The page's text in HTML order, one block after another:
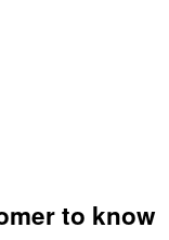
to know